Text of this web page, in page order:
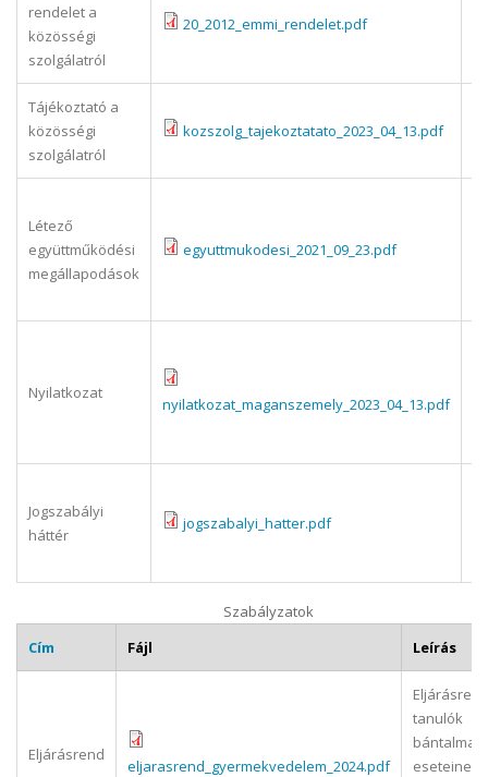
rendelet a
közösségi
szolgálatról
20_2012_emmi_rendelet.pdf
Tájékoztató a
közösségi
szolgálatról
kozszolg_tajekoztatato_2023_04_13.pdf
Létező
együttműködési
megállapodások
egyuttmukodesi_2021_09_23.pdf
Nyilatkozat
nyilatkozat_maganszemely_2023_04_13.pdf
Jogszabályi
háttér
jogszabalyi_hatter.pdf
Szabályzatok
Cím
Fájl Leírás
Eljárásrend
eljarasrend_gyermekvedelem_2024.pdf
tanulók
eseteinek